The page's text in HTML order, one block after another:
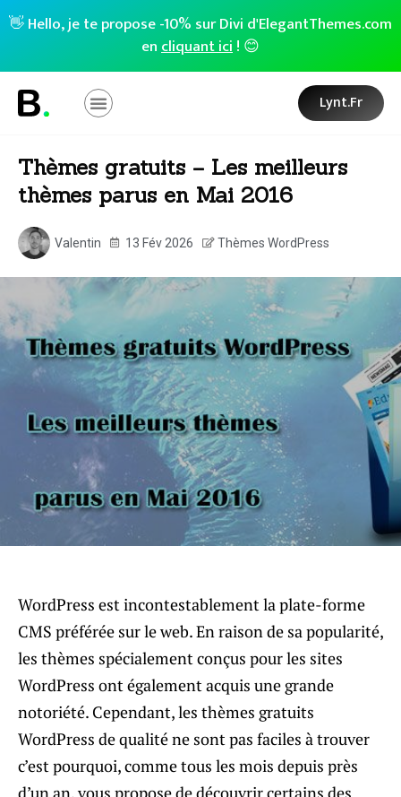
👋 Hello, je te propose -10% sur Divi d'ElegantThemes.com
encliquant ici! 😊
Lynt.fr
Thèmes gratuits – Les meilleurs
thèmes parus en Mai 2016
Valentin 13 Fév 2026 Thèmes WordPress
WordPress est incontestablement la plate-forme
CMS préférée sur le web. En raison de sa popularité,
les thèmes spécialement conçus pour les sites
WordPress ont également acquis une grande
notoriété. Cependant, les thèmes gratuits
WordPress de qualité ne sont pas faciles à trouver
c’est pourquoi, comme tous les mois depuis près
d’un an, vous propose de découvrir certains des